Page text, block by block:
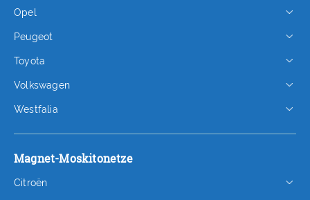
Opel
Peugeot
Toyota
Volkswagen
Westfalia
Magnet-Moskitonetze
Citroën